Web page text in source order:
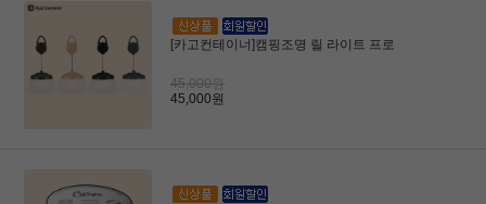
[카고컨테이너]캠핑조명 릴 라이트 프로
45,000원
45,000원